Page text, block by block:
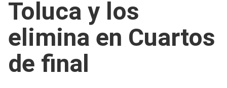
Toluca y los
elimina en Cuartos
de final